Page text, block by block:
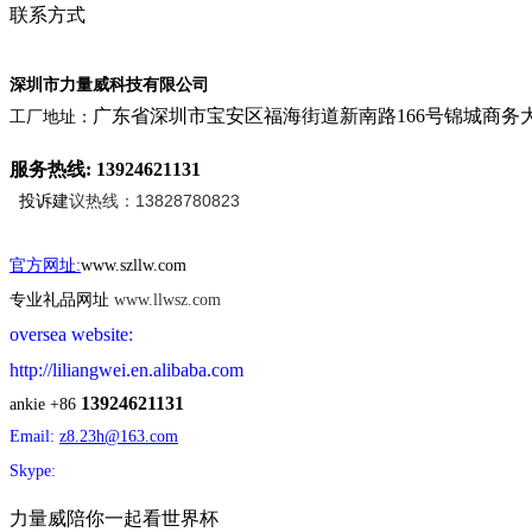
联系方式
深圳市力量威科技有限公司
工厂地址： 广东省深圳市宝安区福海街道新南路166号锦城商务
服务热线: 13924621131
投诉建议热线：13828780823
官方网址:www.szllw.com
专业礼品网址 www.llwsz.com
oversea website:
http://liliangwei.en.alibaba.com
ankie +86 13924621131
Email: z8.23h@163.com
Skype:
力量威陪你一起看世界杯